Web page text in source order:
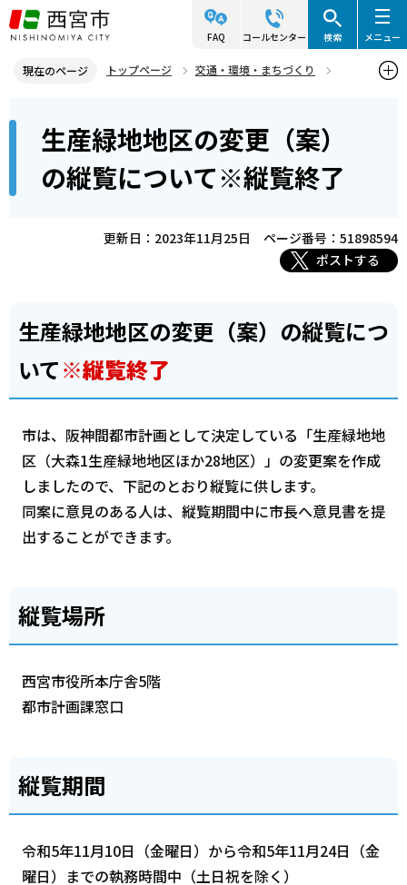
こ
の
ジ
頭
FAQ コールセンター 検索 メニュー
現在のページ トップページ
交通・環境・まちづくり
縦覧・閲覧が終了した案件
生産緑地地区の変更（案）
の縦覧について※縦覧終了
更新日：2023年11月25日
ページ番号：51898594
ポストする
生産緑地地区の変更（案）の縦覧につ
いて※縦覧終了
市は、阪神間都市計画として決定している「生産緑地地
区（大森1生産緑地地区ほか28地区）」の変更案を作成
しましたので、下記のとおり縦覧に供します。
同案に意見のある人は、縦覧期間中に市長へ意見書を提
出することができます。
縦覧場所
西宮市役所本庁舎5階
都市計画課窓口
縦覧期間
令和5年11月10日（金曜日）から令和5年11月24日（金
曜日）までの執務時間中（土日祝を除く）